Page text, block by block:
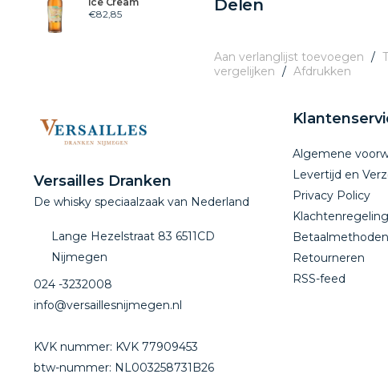
€82,85
Delen
Aan verlanglijst toevoegen /
vergelijken / Afdrukken
Versailles Dranken
De whisky speciaalzaak van Nederland
Lange Hezelstraat 83 6511CD
Nijmegen
024 -3232008
info@versaillesnijmegen.nl
KVK nummer: KVK 77909453
btw-nummer: NL003258731B26
Algemene
Levertijd en
Privacy Policy
Klachtenregeling
Betaalmethoden
Retourneren
RSS-feed